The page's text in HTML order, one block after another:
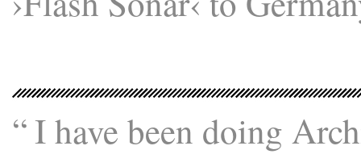
“ I have been doing